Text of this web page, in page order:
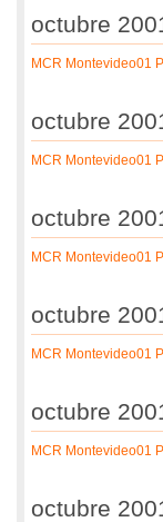
octubre
MCR Montevideo01
octubre
MCR Montevideo01
octubre
MCR Montevideo01
octubre
MCR Montevideo01
octubre
MCR Montevideo01
octubre